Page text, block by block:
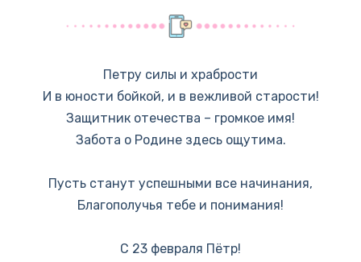
Петру силы и храбрости
И в юности бойкой, и в вежливой старости!
Защитник отечества – громкое имя!
Забота о Родине здесь ощутима.
Пусть станут успешными все начинания,
Благополучья тебе и понимания!
С 23 февраля Пётр!